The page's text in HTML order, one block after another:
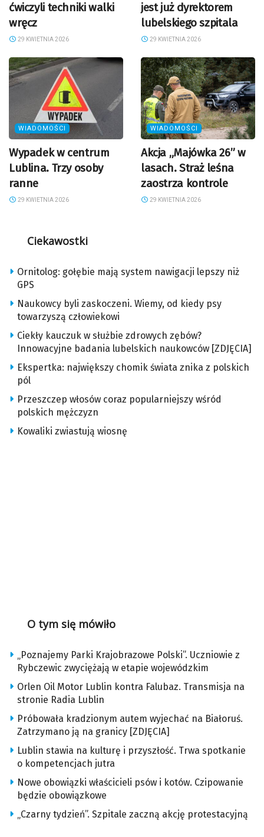
ćwiczyli techniki walki
wręcz
29 KWIETNIA 2026
jest już dyrektorem
lubelskiego szpitala
29 KWIETNIA 2026
WIADOMOŚCI
Wypadek w centrum
Lublina. Trzy osoby
ranne
29 KWIETNIA 2026
WIADOMOŚCI
Akcja „Majówka 26” w
lasach. Straż leśna
zaostrza kontrole
29 KWIETNIA 2026
Ciekawostki
Ornitolog: gołębie mają system nawigacji lepszy niż
GPS
Naukowcy byli zaskoczeni. Wiemy, od kiedy psy
towarzyszą człowiekowi
Ciekły kauczuk w służbie zdrowych zębów?
Innowacyjne badania lubelskich naukowców [ZDJĘCIA]
Ekspertka: największy chomik świata znika z polskich
pól
Przeszczep włosów coraz popularniejszy wśród
polskich mężczyzn
Kowaliki zwiastują wiosnę
O tym się mówiło
„Poznajemy Parki Krajobrazowe Polski”. Uczniowie z
Rybczewic zwyciężają w etapie wojewódzkim
Orlen Oil Motor Lublin kontra Falubaz. Transmisja na
stronie Radia Lublin
Próbowała kradzionym autem wyjechać na Białoruś.
Zatrzymano ją na granicy [ZDJĘCIA]
Lublin stawia na kulturę i przyszłość. Trwa spotkanie
o kompetencjach jutra
Nowe obowiązki właścicieli psów i kotów. Czipowanie
będzie obowiązkowe
„Czarny tydzień”. Szpitale zaczną akcję protestacyjną